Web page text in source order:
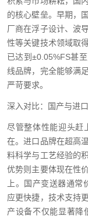
的核心壁垒。早期，
厂商在浮子设计、波
性等关键技术领域取
已达到±0.05%FS甚
线品牌，完全能够满
严苛要求。
深入对比：国产与进
尽管整体性能迎头赶
在。进口品牌在超高
料科学与工艺经验的
优势则主要体现在性
上。国产变送器通
应更快捷，技术支持
产设备不仅能显著降